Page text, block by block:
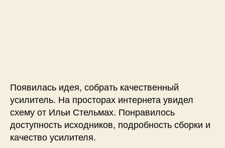
Появилась идея, собрать качественный
усилитель. На просторах интернета увидел
схему от Ильи Стельмах. Понравилось
доступность исходников, подробность сборки и
качество усилителя.